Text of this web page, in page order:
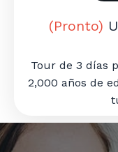
(Pronto)
Tour de 3 días
2,000 años de